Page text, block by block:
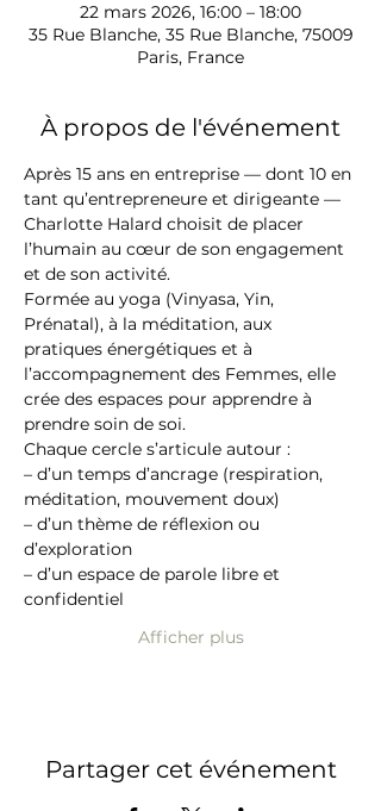
22 mars 2026, 16:00 – 18:00
35 Rue Blanche, 35 Rue Blanche, 75009
Paris, France
À propos de l'événement
Après 15 ans en entreprise — dont 10 en
tant qu’entrepreneure et dirigeante —
Charlotte Halard choisit de placer
l’humain au cœur de son engagement
et de son activité.
Formée au yoga (Vinyasa, Yin,
Prénatal), à la méditation, aux
pratiques énergétiques et à
l’accompagnement des Femmes, elle
crée des espaces pour apprendre à
prendre soin de soi.
Chaque cercle s’articule autour :
– d’un temps d’ancrage (respiration,
méditation, mouvement doux)
– d’un thème de réflexion ou
d’exploration
– d’un espace de parole libre et
confidentiel
Afficher plus
Partager cet événement